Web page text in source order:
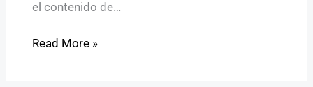
el contenido de…
Read More »